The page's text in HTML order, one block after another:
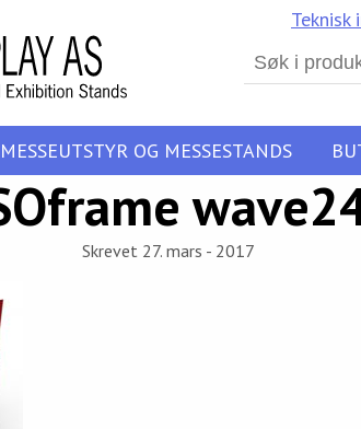
Search
for:
MESSEUTSTYR OG MESSESTANDS
Skrevet 27. mars - 2017